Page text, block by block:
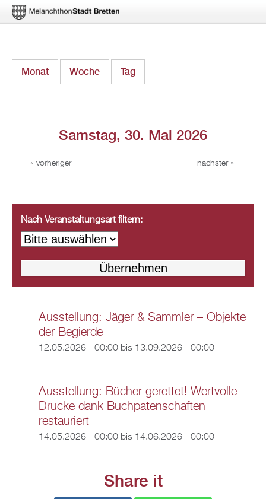
zum
Monat Woche Tag
Samstag, 30. Mai 2026
« vorheriger nächster »
Nach Veranstaltungsart filtern:
Ausstellung: Jäger & Sammler – Objekte
der Begierde
12.05.2026 - 00:00bis 13.09.2026 - 00:00
Ausstellung: Bücher gerettet! Wertvolle
Drucke dank Buchpatenschaften
restauriert
14.05.2026 - 00:00bis 14.06.2026 - 00:00
Share it